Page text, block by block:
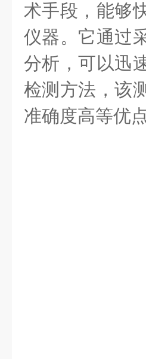
术手段，能够
仪器。它通过
分析，可以迅
检测方法，该
准确度高等优点